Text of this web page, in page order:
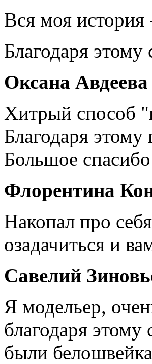
Вся моя
Благодаря
Оксана Авдеева
Хитрый способ
Благодаря
Большое
Флорентина
Накопал про
озадачиться и
Савелий
Я модельер,
благодаря
были